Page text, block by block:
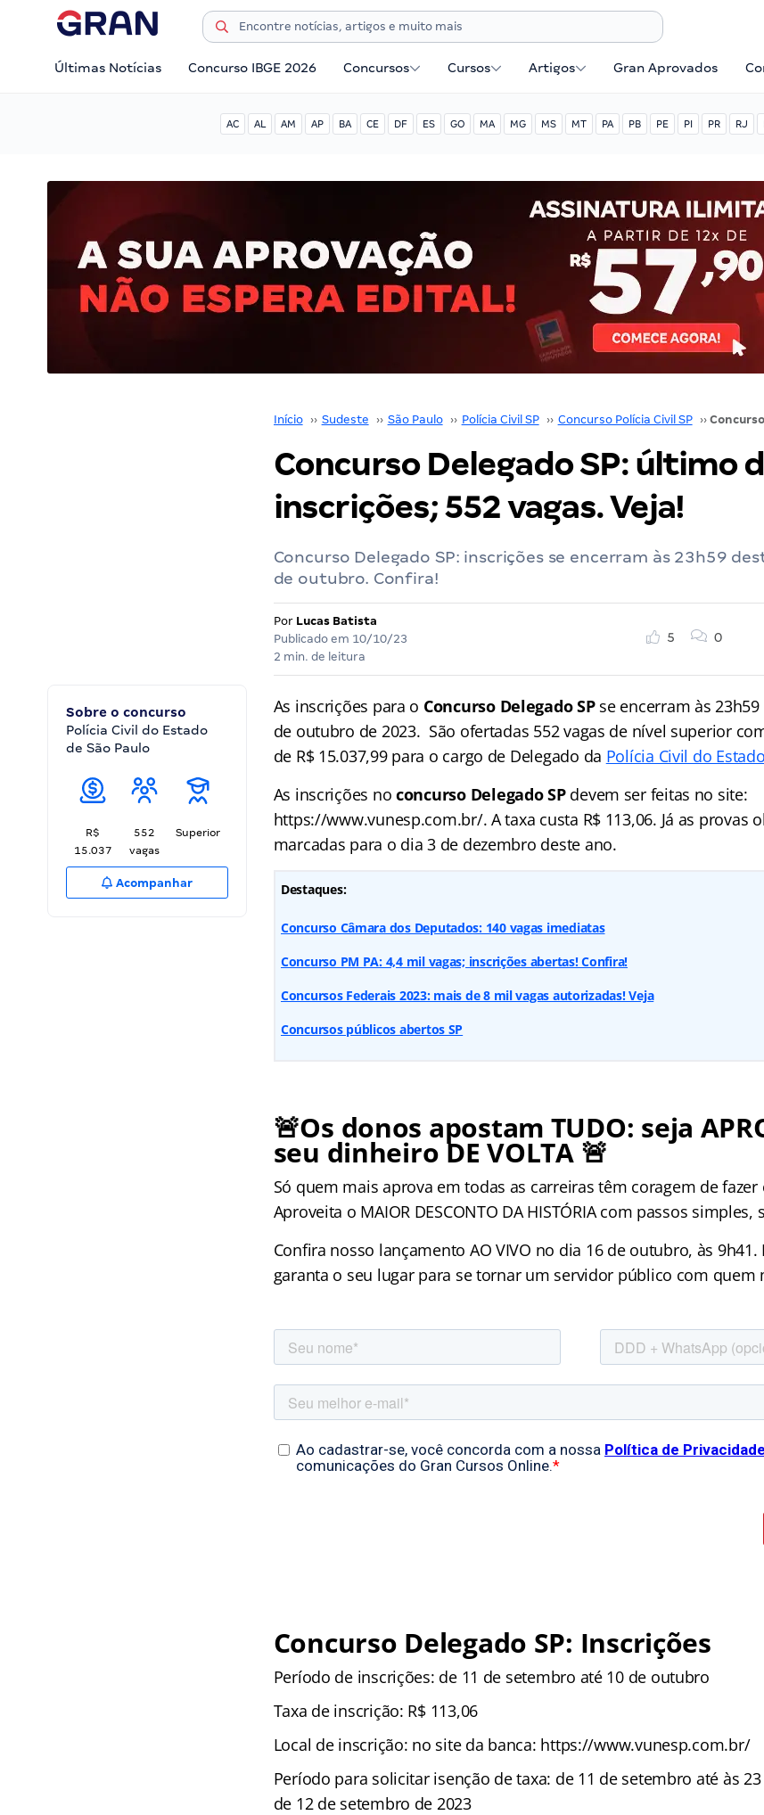
Últimas Notícias Concurso IBGE 2026 Concursos Cursos Artigos Gran Aprovados
AC AL AM AP BA CE DF ES GO MA MG MS MT PA PB PE PI PR RJ
Início ›› Sudeste ›› São Paulo ›› Polícia Civil SP ›› Concurso Polícia Civil SP ››
Concurso Delegado SP: último
inscrições; 552 vagas. Veja!
Concurso Delegado SP: inscrições se encerram às 23h59
de outubro. Confira!
Por Lucas Batista
Publicado em 10/10/23
2 min. de leitura
5 0
Sobre o concurso
Polícia Civil do Estado
de São Paulo
R$
15.037
552
vagas
Superior
Acompanhar
As inscrições para o Concurso Delegado SPse encerram às
de outubro de 2023. São ofertadas 552 vagas de nível superior
de R$ 15.037,99 para o cargo de Delegado da Polícia Civil do
As inscrições noconcurso Delegado SPdevem ser feitas no site:
https://www.vunesp.com.br/. A taxa custa R$ 113,06. Já as provas
marcadas para o dia 3 de dezembro deste ano.
Destaques:
Concurso Câmara dos Deputados: 140 vagas imediatas
Concurso PM PA: 4,4 mil vagas; inscrições abertas! Confira!
Concursos Federais 2023: mais de 8 mil vagas autorizadas! Veja
Concursos públicos abertos SP
🚨Os donos apostam TUDO: seja
seu dinheiro DE VOLTA 🚨
Só quem mais aprova em todas as carreiras têm coragem de fazer
Aproveita o MAIOR DESCONTO DA HISTÓRIA com passos
Confira nosso lançamento AO VIVO no dia 16 de outubro, às 9h41.
garanta o seu lugar para se tornar um servidor público com quem
Concurso Delegado SP: Inscrições
Período de inscrições: de 11 de setembro até 10 de outubro
Taxa de inscrição: R$ 113,06
Local de inscrição: no site da banca: https://www.vunesp.com.br/
Período para solicitar isenção de taxa: de 11 de setembro até às
de 12 de setembro de 2023